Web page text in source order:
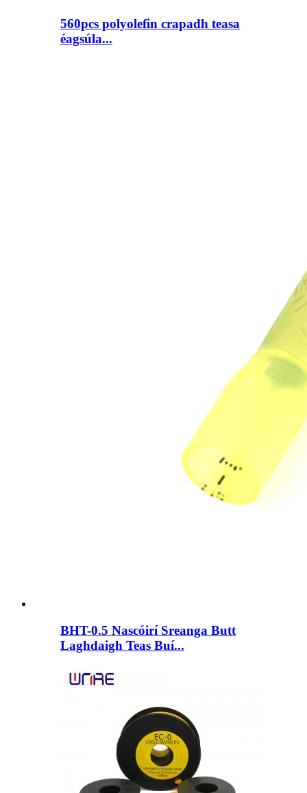
560pcs polyolefin crapadh teasa
éagsúla...
BHT-0.5 Nascóirí Sreanga Butt
Laghdaigh Teas Buí...